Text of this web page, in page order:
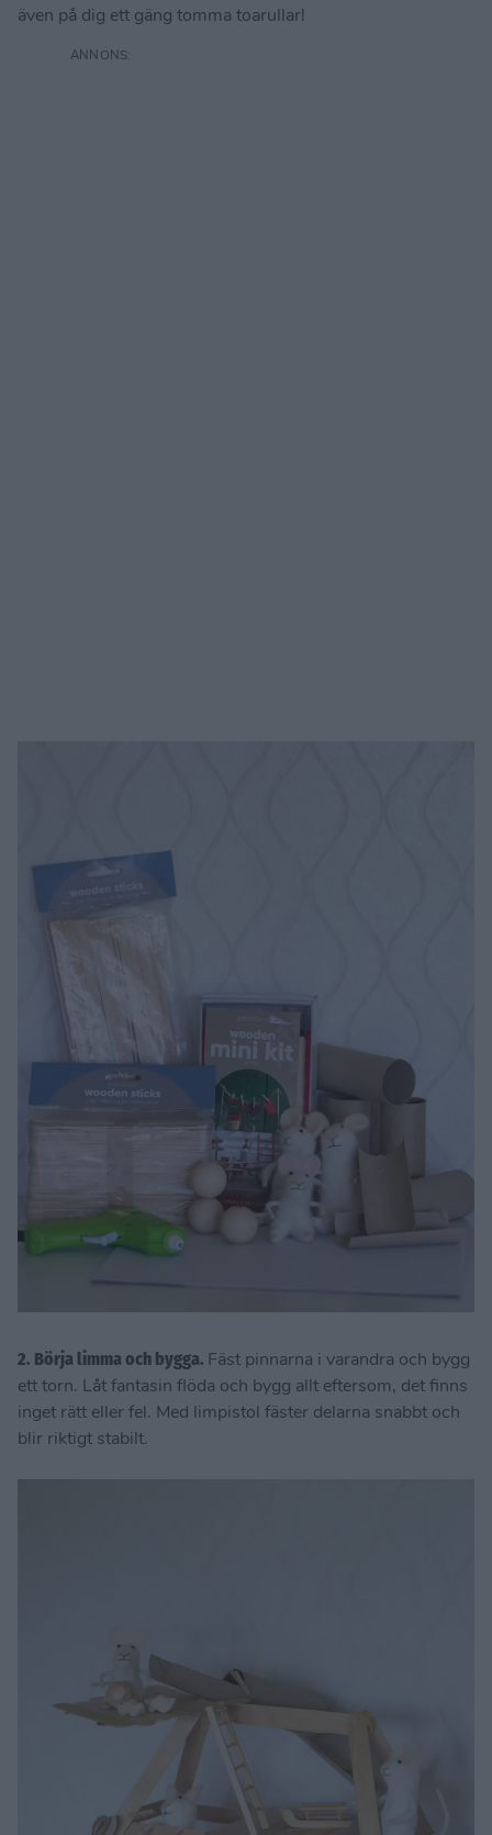
även på dig ett gäng tomma toarullar!
2. Börja limma och bygga. Fäst pinnarna i varandra och bygg
ett torn. Låt fantasin flöda och bygg allt eftersom, det finns
inget rätt eller fel. Med limpistol fäster delarna snabbt och
blir riktigt stabilt.